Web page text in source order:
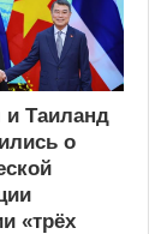
и Таиланд
о
«трёх